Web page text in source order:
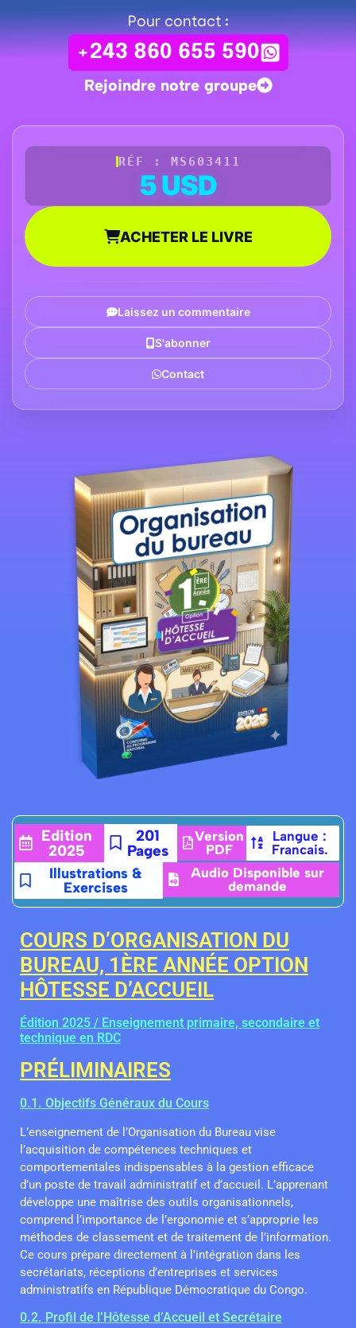
Pour contact :
+243 860 655 590
Rejoindre notre groupe
RÉF : MS603411
5 USD
ACHETER LE LIVRE
Laissez un commentaire
S'abonner
Contact
Edition
2025
201
Pages
Version
PDF
Langue :
Francais.
Illustrations &
Exercises
Audio Disponible sur
demande
COURS D’ORGANISATION DU
BUREAU, 1ÈRE ANNÉE OPTION
HÔTESSE D’ACCUEIL
Édition 2025 / Enseignement primaire, secondaire et
technique en RDC
PRÉLIMINAIRES
0.1. Objectifs Généraux du Cours
L’enseignement de l’Organisation du Bureau vise
l’acquisition de compétences techniques et
comportementales indispensables à la gestion efficace
d’un poste de travail administratif et d’accueil. L’apprenant
développe une maîtrise des outils organisationnels,
comprend l’importance de l’ergonomie et s’approprie les
méthodes de classement et de traitement de l’information.
Ce cours prépare directement à l’intégration dans les
secrétariats, réceptions d’entreprises et services
administratifs en République Démocratique du Congo.
0.2. Profil de l’Hôtesse d’Accueil et Secrétaire